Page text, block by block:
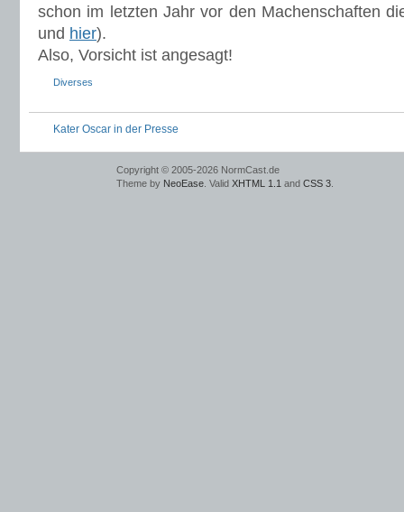
schon im letzten Jahr vor den Machenschaften
und hier).
Also, Vorsicht ist angesagt!
Diverses
Kater Oscar in der Presse
Copyright © 2005-2026 NormCast.de
Theme by NeoEase . Valid XHTML 1.1 and CSS 3